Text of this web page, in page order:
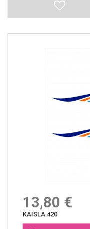
13,80 €
KAISLA 420